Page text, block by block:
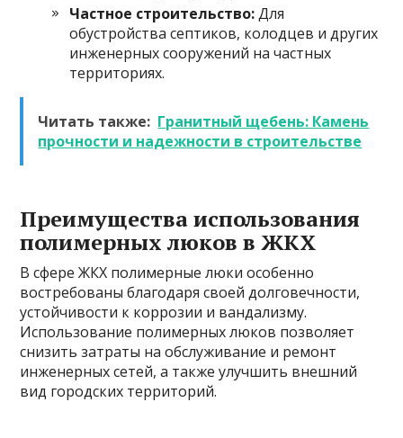
Частное строительство:Для
обустройства септиков, колодцев и других
инженерных сооружений на частных
территориях.
Читать также: Гранитный щебень: Камень
прочности и надежности в строительстве
Преимущества использования
полимерных люков в ЖКХ
В сфере ЖКХ полимерные люки особенно
востребованы благодаря своей долговечности,
устойчивости к коррозии и вандализму.
Использование полимерных люков позволяет
снизить затраты на обслуживание и ремонт
инженерных сетей, а также улучшить внешний
вид городских территорий.